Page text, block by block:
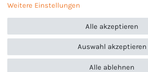
Temperaturregulierung:
angenehmen und trockenen
100% Polyester
erteilt oder abgelehnt werden. Es besteht
einzuwilligen und die Einwilligung zu
Zeitpunkt zu ändern oder zu widerrufen.
Impressumund weitere Hinweise zur
personenbezogener Daten in unserer
Weitere Einstellungen
Alle akzeptieren
Alle ablehnen
Auswahl akzeptieren